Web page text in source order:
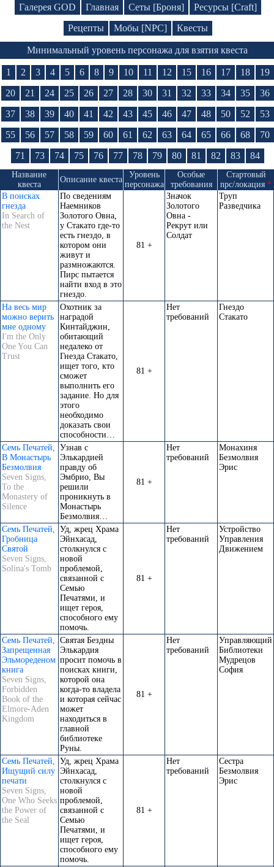
Галерея GOD Главная Сеты [Броня]
Ресурсы [Craft]
Рецепты
Мобы [NPC] Квесты
Минимальный уровень персонажа для взятия квеста
1 2 3 4 5 6 8 9 10 11 12 15 16 17 18
19
20
21 24 25 26 27 28 30 31 32 33 34 35
36
37
38 39 40 41 42 43 45 46 47 48 50 52
53
55
56 57 58 59 60 61 62 63 64 65 66 68
70
71
73 74 75 76 77 78 79 80 81 82 83 84
Название
квеста
Описание квеста
Уровень
персонажа
Особые
требования
Стартовый
npc/локация *
В поисках
гнезда
In Search of
the Nest
По сведениям
Наемников
Золотого Овна,
у Стакато где-то
есть гнездо, в
котором они
живут и
размножаются.
Пирс пытается
найти вход в это
гнездо.
81 +
Значок
Золотого
Овна -
Рекрут или
Солдат
Труп
Разведчика
На весь мир
можно верить
мне одному
I'm the Only
One You Can
Trust
Охотник за
наградой
Кинтайджин,
обитающий
недалеко от
Гнезда Стакато,
ищет того, кто
сможет
выполнить его
задание. Но для
этого
необходимо
доказать свои
способности…
81 +
Нет
требований
Гнездо
Стакато
Семь Печатей,
В Монастырь
Безмолвия
Seven Signs,
To the
Monastery of
Silence
Узнав с
Элькардией
правду об
Эмбрио, Вы
решили
проникнуть в
Монастырь
Безмолвия…
81 +
Нет
требований
Монахиня
Безмолвия
Эрис
Семь Печатей,
Гробница
Святой
Seven Signs,
Solina's Tomb
Уд, жрец Храма
Эйнхасад,
столкнулся с
новой
проблемой,
связанной с
Семью
Печатями, и
ищет героя,
способного ему
помочь.
81 +
Нет
требований
Устройство
Управления
Движением
Семь Печатей,
Запрещенная
Эльмореденом
книга
Seven Signs,
Forbidden
Book of the
Elmore-Aden
Kingdom
Святая Бездны
Элькардия
просит помочь в
поисках книги,
которой она
когда-то владела
и которая сейчас
может
находиться в
главной
библиотеке
Руны.
81 +
Нет
требований
Управляющий
Библиотеки
Мудрецов
София
Семь Печатей,
Ищущий силу
печати
Seven Signs,
One Who Seeks
the Power of
the Seal
Уд, жрец Храма
Эйнхасад,
столкнулся с
новой
проблемой,
связанной с
Семью
Печатями, и
ищет героя,
способного ему
помочь.
81 +
Нет
требований
Сестра
Безмолвия
Эрис